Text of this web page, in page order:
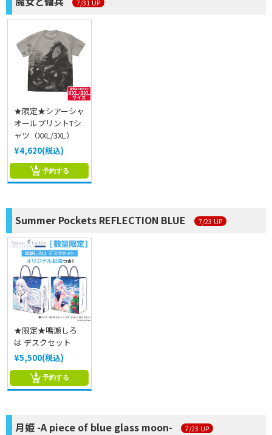
7/31 UP
★限定★シアーシャ
オールプリントTシ
ャツ（XXL/3XL）
¥4,620(税込)
予約する
Summer Pockets REFLECTION BLUE 7/23 UP
★限定★鳴瀬しろ
は デスクセット
¥5,500(税込)
予約する
月姫 -A piece of blue glass moon- 7/23 UP